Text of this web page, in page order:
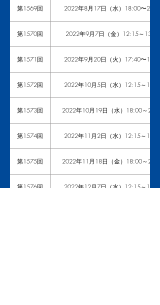
第1569回 2022年8月17日（水）18:00〜20:30
第1570回 2022年9月7日（金）12:15～13:30
第1571回 2022年9月20日（火）17:40〜19:00
第1572回 2022年10月5日（水）12:15～13:30
第1573回 2022年10月19日（水）18:00～20:30
第1574回 2022年11月2日（水）12:15～13:30
第1575回 2022年11月18日（金）18:00～20:30
第1576回 2022年12月7日（水）12:15～13:30